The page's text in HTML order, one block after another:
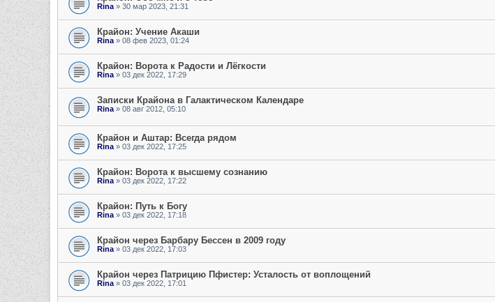
Rina » 30 мар 2023, 21:31
Крайон: Учение Акаши
Rina » 08 фев 2023, 01:24
Крайон: Ворота к Радости и Лёгкости
Rina » 03 дек 2022, 17:29
Записки Крайона в Галактическом Календаре
Rina » 08 авг 2012, 05:10
Крайон и Аштар: Всегда рядом
Rina » 03 дек 2022, 17:25
Крайон: Ворота к высшему сознанию
Rina » 03 дек 2022, 17:22
Крайон: Путь к Богу
Rina » 03 дек 2022, 17:18
Крайон через Барбару Бессен в 2009 году
Rina » 03 дек 2022, 17:03
Крайон через Патрицию Пфистер: Усталость от воплощений
Rina » 03 дек 2022, 17:01